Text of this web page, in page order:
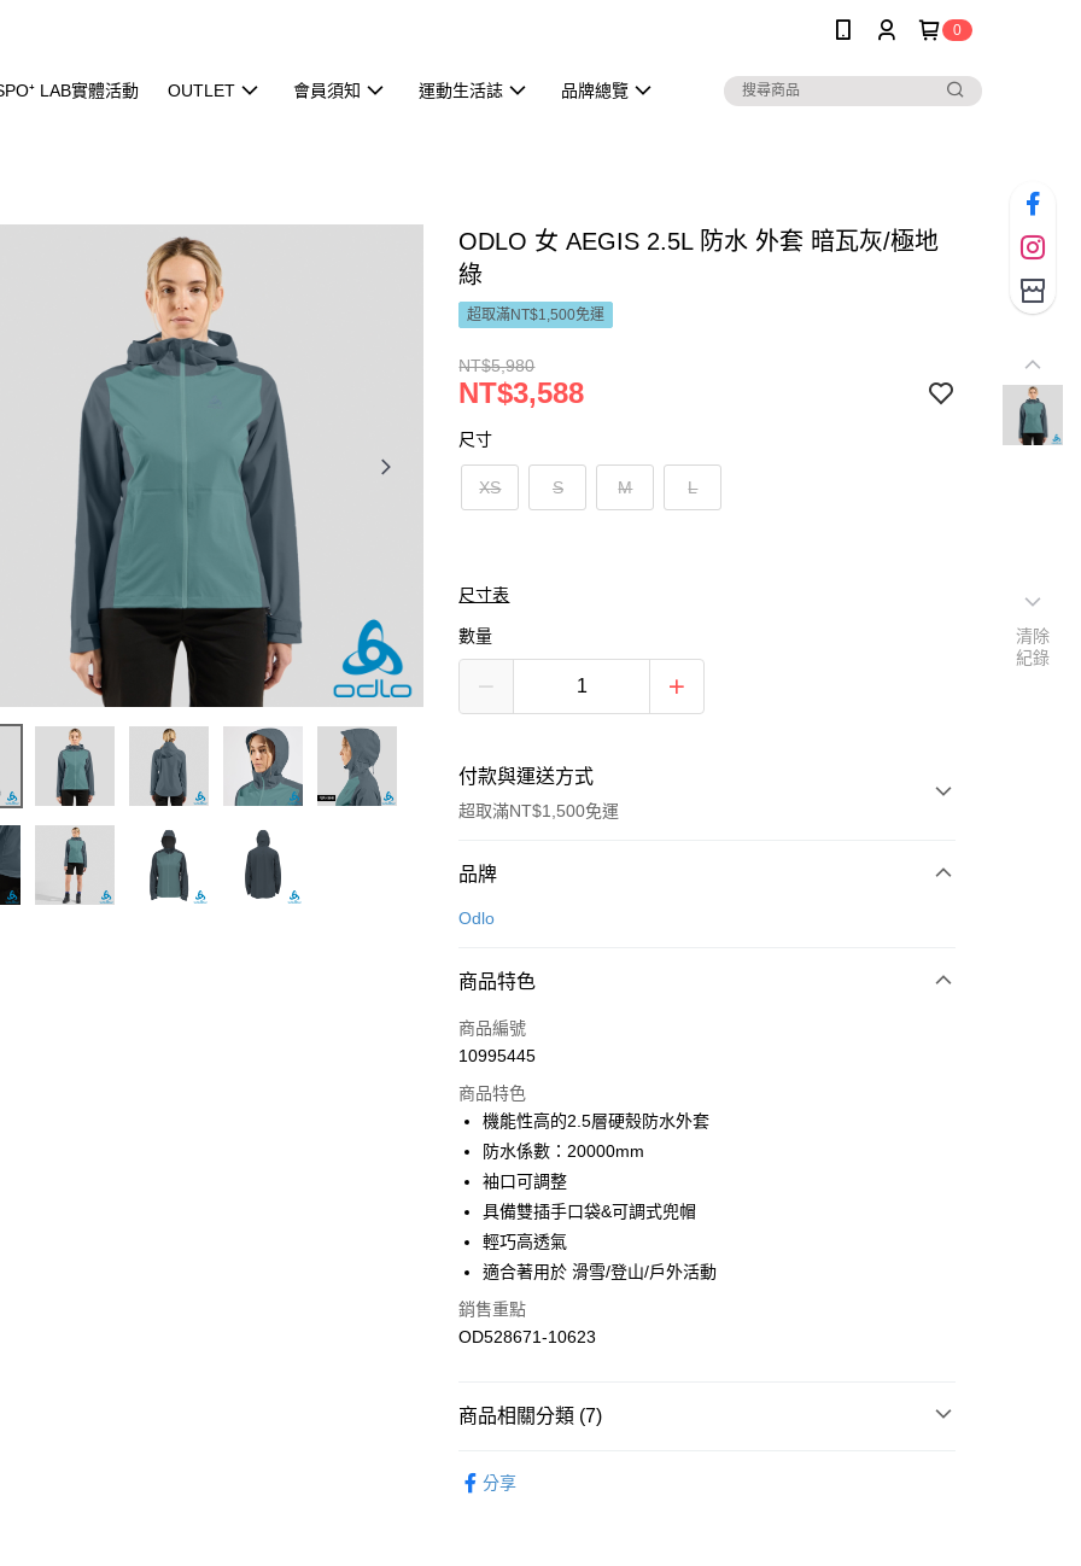
0
LAB實體活動 OUTLET 會員須知 運動生活誌 品牌總覽
ODLO 女 AEGIS 2.5L 防水 外套 暗瓦灰/極地
綠
超取滿NT$1,500免運
NT$5,980
NT$3,588
尺寸
XS S M L
尺寸表
數量
付款與運送方式
超取滿NT$1,500免運
付款方式
信用卡一次付款
悠遊付
運送方式
7-11取貨(快速到店)
每筆NT$100，滿NT$1,500(含以上)免運費
宅配-本島
每筆NT$100，滿NT$1,500(含以上)免運費
品牌
Odlo
商品特色
商品編號
10995445
商品特色
機能性高的2.5層硬殼防水外套
防水係數：20000mm
袖口可調整
具備雙插手口袋&可調式兜帽
輕巧高透氣
適合著用於 滑雪/登山/戶外活動
銷售重點
OD528671-10623
商品相關分類 (7)
分享
清除
紀錄